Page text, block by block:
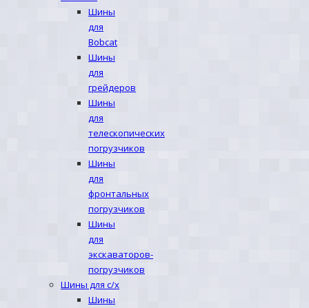
Шины
для
Bobcat
Шины
для
грейдеров
Шины
для
телескопических
погрузчиков
Шины
для
фронтальных
погрузчиков
Шины
для
экскаваторов-
погрузчиков
Шины для с/х
Шины